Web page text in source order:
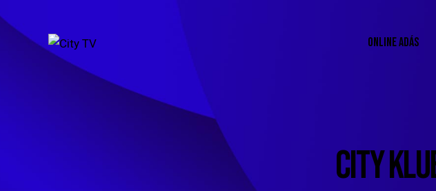
ONLINE ADÁS
CITY